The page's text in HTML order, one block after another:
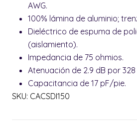
AWG.
100% lámina de aluminio;
Dieléctrico de espuma de
(aislamiento).
Impedancia de 75 ohmios.
Atenuación de 2.9 dB por 328
Capacitancia de 17 pF/pie.
SKU: CACSDI150